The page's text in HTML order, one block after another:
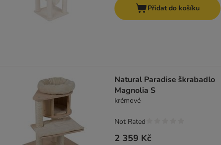
Přidat do košíku
Natural Paradise škrabadlo
Magnolia S
krémové
2 359 Kč
Not Rated